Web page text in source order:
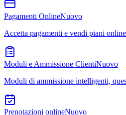
Pagamenti OnlineNuovo
Accetta pagamenti e vendi piani online
Moduli e Ammissione ClientiNuovo
Moduli di ammissione intelligenti,
Prenotazioni onlineNuovo